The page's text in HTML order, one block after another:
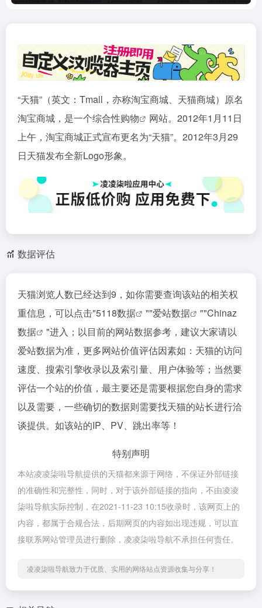
“天猫”（英文：Tmall，亦称淘宝商城、天猫商城）原名
淘宝商城，是一个综合性购物
网站。2012年1月11日
上午，淘宝商城正式宣布更名为“天猫”。2012年3月29
日天猫发布全新Logo形象。
数据评估
天猫浏览人数已经达到9，如你需要查询该站的相关权
重信息，可以点击"5118数据 ""爱站数据 ""Chinaz
数据
"进入；以目前的网站数据参考，建议大家请以
爱站数据为准，更多网站价值评估因素如：天猫的访问
速度、搜索引擎收录以及索引量、用户体验等；当然要
评估一个站的价值，最主要还是需要根据您自身的需求
以及需要，一些确切的数据则需要找天猫的站长进行洽
谈提供。如该站的IP、PV、跳出率等！
特别声明
本站凌凌柒啦导航提供的天猫都来源于网络，不保证外部链接
的准确性和完整性，同时，对于该外部链接的指向，不由凌凌
柒啦导航实际控制，在2021-11-23 10:15收录时，该网页上的
内容，都属于合规合法，后期网页的内容如出现违规，可以直
接联系网站管理员进行删除，凌凌柒啦导航不承担任何责任。
凌凌柒啦导航致力于优质、实用的网络站点资源收集与分享！